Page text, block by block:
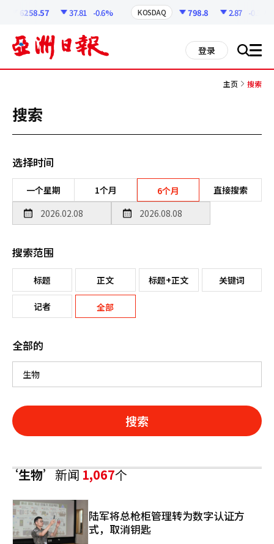
6258.57 37.81 -0.6% KOSDAQ 798.8 2.87 -0.36%
登录 搜 all
主页 搜索
搜索
选择时间
一个星期 1个月 6个月 直接搜索
搜索范围
标题 正文 标题+正文 关键词
记者 全部
全部的
搜索
‘生物’新闻1,067个
陆军将总枪柜管理转为数字认证方
式，取消钥匙